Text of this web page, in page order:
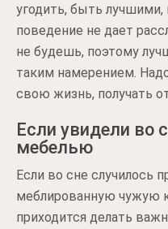
угодить, быть
поведение не дает
не будешь, поэтому
таким намерением.
свою жизнь, получать
Если увидели во
мебелью
Если во сне случилось
меблированную чужую
приходится делать